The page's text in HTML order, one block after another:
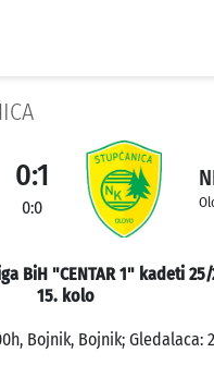
0:1
0:0
BiH "CENTAR 1" kadeti
15. kolo
Bojnik, Bojnik; Gledalaca: